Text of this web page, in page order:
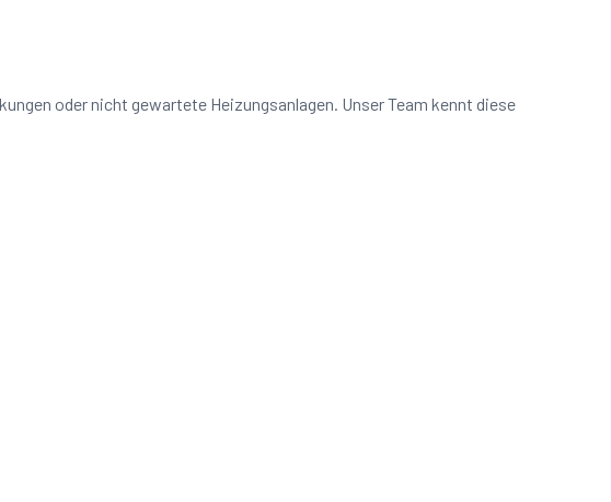
oder nicht gewartete Heizungsanlagen. Unser Team kennt diese